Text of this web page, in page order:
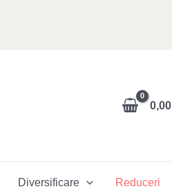
0,00
Diversificare Reduceri